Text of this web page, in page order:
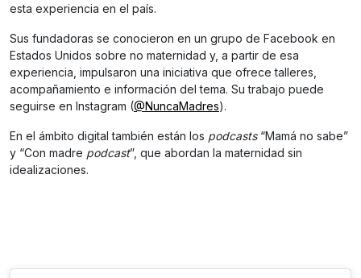
esta experiencia en el país.
Sus fundadoras se conocieron en un grupo de Facebook en
Estados Unidos sobre no maternidad y, a partir de esa
experiencia, impulsaron una iniciativa que ofrece talleres,
acompañamiento e información del tema. Su trabajo puede
seguirse en Instagram (@NuncaMadres).
En el ámbito digital también están los podcasts“Mamá no sabe”
y “Con madre podcast”, que abordan la maternidad sin
idealizaciones.